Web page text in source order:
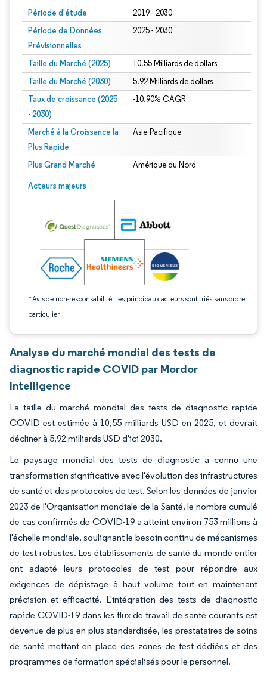
Période d'étude 2019 - 2030
Période de Données
Prévisionnelles
2025 - 2030
Taille du Marché (2025) 10.55 Milliards de dollars
Taille du Marché (2030) 5.92 Milliards de dollars
Taux de croissance (2025
- 2030)
-10.90% CAGR
Marché à la Croissance la
Plus Rapide
Asie-Pacifique
Plus Grand Marché Amérique du Nord
Acteurs majeurs
*Avis de non-responsabilité : les principaux acteurs sont triés sans ordre
particulier
Image © Mordor Intelligence. La réutilisation nécessite une attribution sous CC
Analyse du marché mondial des tests de
diagnostic rapide COVID par Mordor
Intelligence
La taille du marché mondial des tests de diagnostic rapide
COVID est estimée à 10,55 milliards USD en 2025, et devrait
décliner à 5,92 milliards USD d'ici 2030.
Le paysage mondial des tests de diagnostic a connu une
transformation significative avec l'évolution des infrastructures
de santé et des protocoles de test. Selon les données de janvier
2023 de l'Organisation mondiale de la Santé, le nombre cumulé
de cas confirmés de COVID-19 a atteint environ 753 millions à
l'échelle mondiale, soulignant le besoin continu de mécanismes
de test robustes. Les établissements de santé du monde entier
ont adapté leurs protocoles de test pour répondre aux
exigences de dépistage à haut volume tout en maintenant
précision et efficacité. L'intégration des tests de diagnostic
rapide COVID-19 dans les flux de travail de santé courants est
devenue de plus en plus standardisée, les prestataires de soins
de santé mettant en place des zones de test dédiées et des
programmes de formation spécialisés pour le personnel.